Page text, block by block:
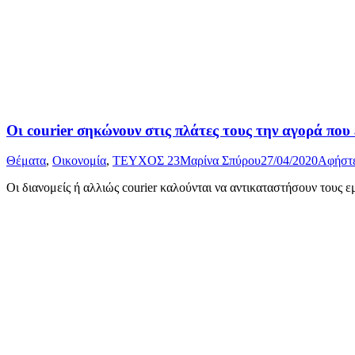
Οι courier σηκώνουν στις πλάτες τους την αγορά που
Θέματα, Οικονομία, ΤΕΥΧΟΣ 23Μαρίνα Σπύρου27/04/2020
Οι διανομείς ή αλλιώς courier καλούνται να αντικαταστήσουν